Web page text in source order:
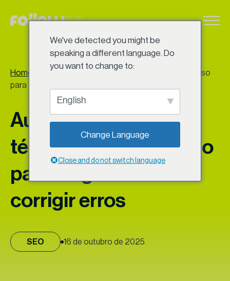
para
Home SEO
Auditoria de SEO técnico: passo a passo
para diagnosticar e corrigir erros
Auditoria de SEO
técnico: passo a passo
para diagnosticar e
corrigir erros
SEO 16 de outubro de 2025
We've detected you might be
speaking a different language. Do
you want to change to:
English
Change Language
Close and do not switch language